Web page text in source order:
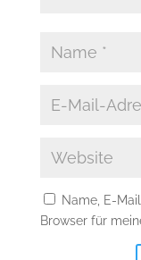
Name, E-
Browser für